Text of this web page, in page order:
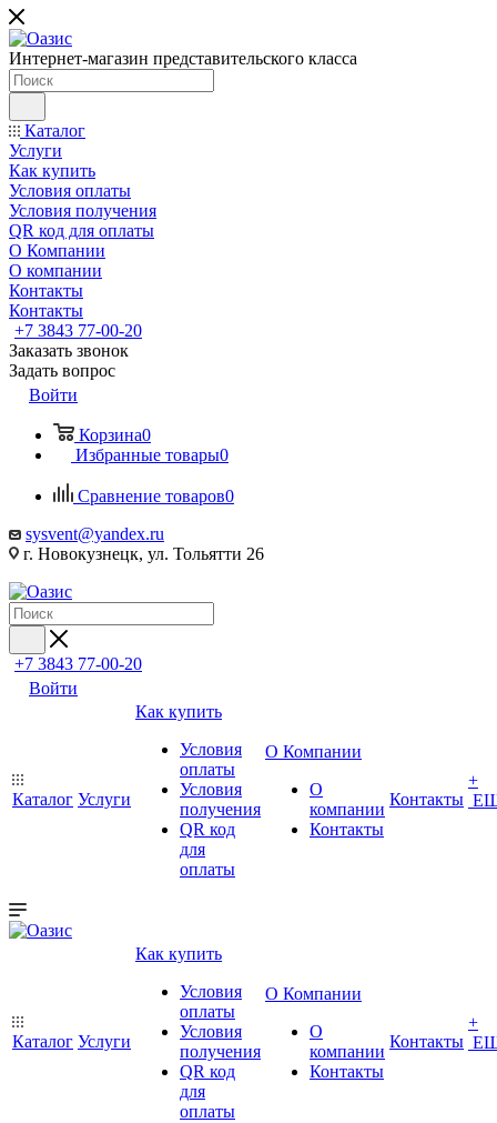
Интернет-магазин представительского класса
Каталог
Услуги
Как купить
Условия оплаты
Условия получения
QR код для оплаты
О Компании
О компании
Контакты
Контакты
+7 3843 77-00-20
Заказать звонок
Задать вопрос
Войти
Корзина0
Избранные товары0
Сравнение товаров0
sysvent@yandex.ru
г. Новокузнецк, ул. Тольятти 26
+7 3843 77-00-20
Войти
Каталог Услуги
Как купить
Условия
оплаты
Условия
получения
QR код
для
оплаты
О Компании
О
компании
Контакты
Контакты
+
Каталог Услуги
Как купить
Условия
оплаты
Условия
получения
QR код
для
оплаты
О Компании
О
компании
Контакты
Контакты
+